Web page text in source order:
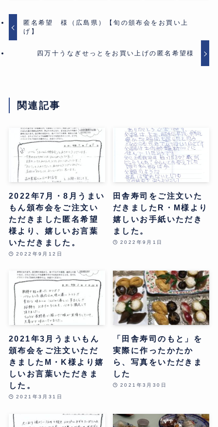
匿名希望 様（広島県）【旬の頒布会をお買い上
げ】
四万十うなぎせっとをお買い上げの匿名希望様
関連記事
2022年7月・8月うまい
もん頒布会をご注文い
ただきました匿名希望
様より、嬉しいお言葉
いただきました。
2022年9月12日
田舎寿司をご注文いた
だきましたR・M様より
嬉しいお手紙いただき
ました。
2022年9月1日
2021年3月うまいもん
頒布会をご注文いただ
きましたM・K様より嬉
しいお言葉いただきま
した。
2021年3月31日
「田舎寿司のもと」を
実際に作ったかたか
ら、写真をいただきま
した
2021年3月30日